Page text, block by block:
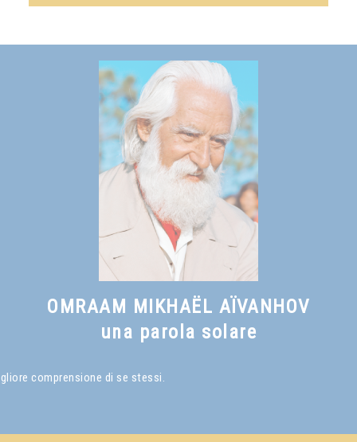
OMRAAM MIKHAËL AÏVANHOV
una parola solare
comprensione di se stessi.